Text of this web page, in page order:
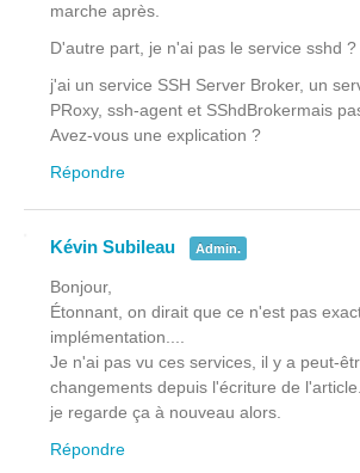
marche après.
D'autre part, je n'ai pas le service sshd ?
j'ai un service SSH Server Broker, un
PRoxy, ssh-agent et SShdBrokermais
Avez-vous une explication ?
Répondre
Kévin Subileau Admin.
Bonjour,
Étonnant, on dirait que ce n'est pas
implémentation....
Je n'ai pas vu ces services, il y a peut-
changements depuis l'écriture de
je regarde ça à nouveau alors.
Répondre